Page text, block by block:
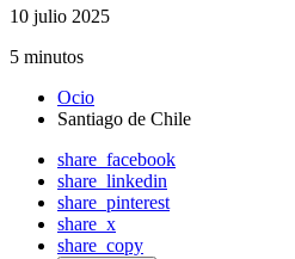
10 julio 2025
5 minutos
Ocio
Santiago de Chile
share_facebook
share_linkedin
share_pinterest
share_x
share_copy